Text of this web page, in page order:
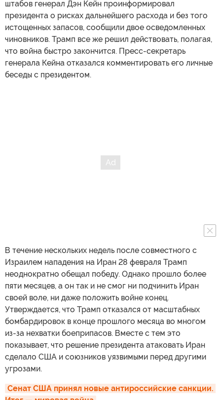
штабов генерал Дэн Кейн проинформировал
президента о рисках дальнейшего расхода и без того
истощенных запасов, сообщили двое осведомленных
чиновников. Трамп все же решил действовать, полагая,
что война быстро закончится. Пресс-секретарь
генерала Кейна отказался комментировать его личные
беседы с президентом.
В течение нескольких недель после совместного с
Израилем нападения на Иран 28 февраля Трамп
неоднократно обещал победу. Однако прошло более
пяти месяцев, а он так и не смог ни подчинить Иран
своей воле, ни даже положить войне конец.
Утверждается, что Трамп отказался от масштабных
бомбардировок в конце прошлого месяца во многом
из-за нехватки боеприпасов. Вместе с тем это
показывает, что решение президента атаковать Иран
сделало США и союзников уязвимыми перед другими
угрозами.
Сенат США принял новые антироссийские санкции.